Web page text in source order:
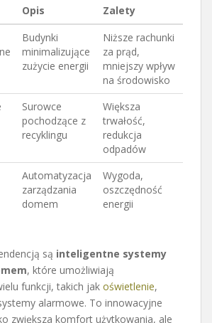
Opis
Zalety
Budynki
minimalizujące
zużycie energii
Niższe rachunki
za prąd,
mniejszy wpływ
na środowisko
Surowce
pochodzące z
recyklingu
Większa
trwałość,
redukcja
odpadów
Automatyzacja
zarządzania
domem
Wygoda,
oszczędność
energii
są inteligentne systemy
, które umożliwiają
funkcji, takich jak oświetlenie,
alarmowe. To innowacyjne
zwiększa komfort użytkowania, ale